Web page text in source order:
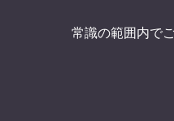
常識の範囲内で